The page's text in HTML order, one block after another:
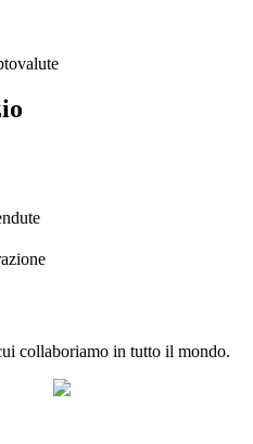
collaboriamo in tutto il mondo.